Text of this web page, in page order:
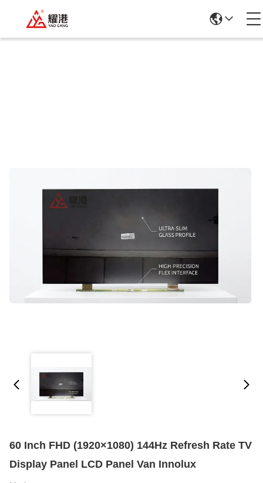
60 Inch FHD (1920×1080) 144Hz Refresh Rate TV
Display Panel LCD Panel Van Innolux